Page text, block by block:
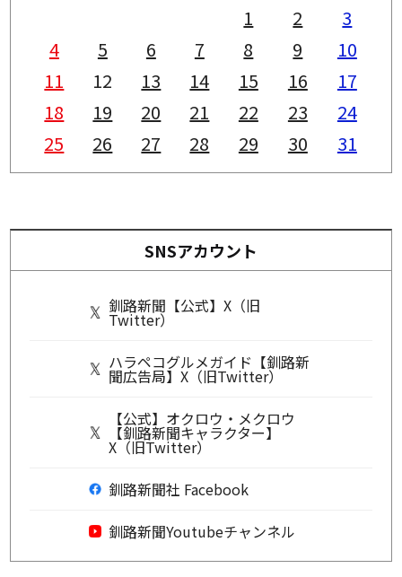
1
2
3
4
5 6 7 8 9
10
11
12 13 14 15 16
17
18
19 20 21 22 23
24
25
26 27 28 29 30 31
SNSアカウント
釧路新聞【公式】X（旧
Twitter）
ハラペコグルメガイド【釧路新
聞広告局】X（旧Twitter）
【公式】オクロウ・メクロウ
【釧路新聞キャラクター】
X（旧Twitter）
釧路新聞社 Facebook
釧路新聞Youtubeチャンネル